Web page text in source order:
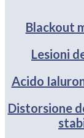
Blackout
Lesioni
Acido
Distorsione